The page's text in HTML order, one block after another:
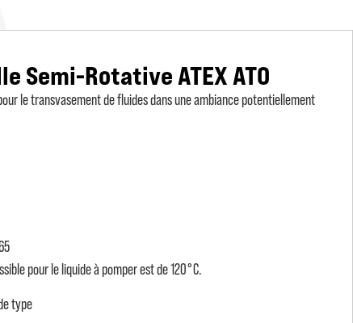
Semi-Rotative ATEX AT0
le transvasement de fluides dans une ambiance potentiellement
pour le liquide à pomper est de 120°C.
type